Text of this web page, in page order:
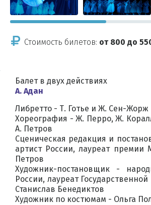
Стоимость билетов: от 800 до
Балет в двух действиях
А. Адан
Либретто - Т. Готье и Ж. Сен-Жорж
Хореография - Ж. Перро, Ж.
А. Петров
Сценическая редакция и
артист России, лауреат премии
Петров
Художник-постановщик -
России, лауреат
Станислав Бенедиктов
Художник по костюмам - Ольга